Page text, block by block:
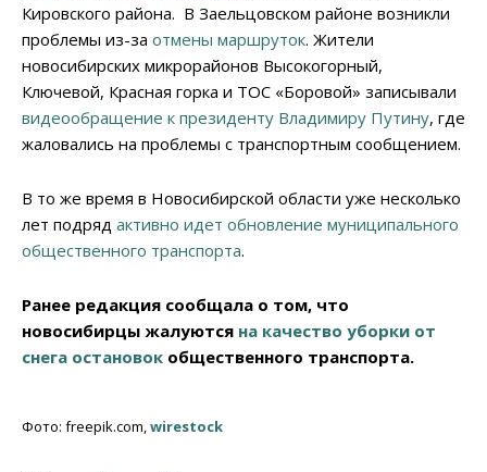
Кировского района. В Заельцовском районе возникли
проблемы из-за отмены маршруток. Жители
новосибирских микрорайонов Высокогорный,
Ключевой, Красная горка и ТОС «Боровой» записывали
видеообращение к президенту Владимиру Путину, где
жаловались на проблемы с транспортным сообщением.
В то же время в Новосибирской области уже несколько
лет подряд активно идет обновление муниципального
общественного транспорта.
Ранее редакция сообщала о том, что
новосибирцы жалуются на качество уборки от
снега остановок общественного транспорта.
Фото: freepik.com,wirestock